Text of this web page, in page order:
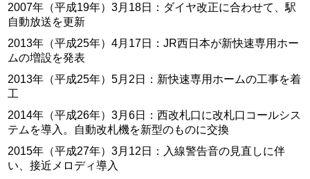
2007年（平成19年）3月18日：ダイヤ改正に合わせて、駅
自動放送を更新
2013年（平成25年）4月17日：JR西日本が新快速専用ホー
ムの増設を発表
2013年（平成25年）5月2日：新快速専用ホームの工事を着
工
2014年（平成26年）3月6日：西改札口に改札口コールシス
テムを導入。自動改札機を新型のものに交換
2015年（平成27年）3月12日：入線警告音の見直しに伴
い、接近メロディ導入